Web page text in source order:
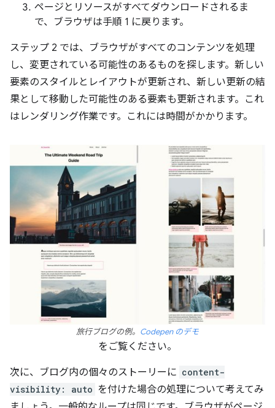
ページとリソースがすべてダウンロードされるま
で、ブラウザは手順 1 に戻ります。
ステップ 2 では、ブラウザがすべてのコンテンツを処理
し、変更されている可能性のあるものを探します。新しい
要素のスタイルとレイアウトが更新され、新しい更新の結
果として移動した可能性のある要素も更新されます。これ
はレンダリング作業です。これには時間がかかります。
旅行ブログの例。 Codepen のデモ
をご覧ください。
次に、ブログ内の個々のストーリーに content-
visibility: auto を付けた場合の処理について考えてみ